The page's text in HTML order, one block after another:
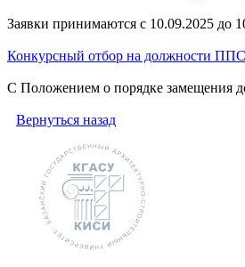
Заявки принимаются с 10.09.2025 до
Конкурсный отбор на должности ППС
С Положением о порядке замещения
Вернуться назад